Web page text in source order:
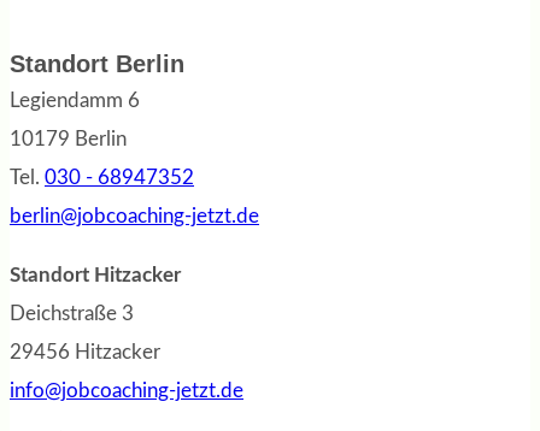
Standort Berlin
Legiendamm 6
10179 Berlin
Tel. 030 - 68947352
berlin@jobcoaching-jetzt.de
Standort Hitzacker
Deichstraße 3
29456 Hitzacker
info@jobcoaching-jetzt.de